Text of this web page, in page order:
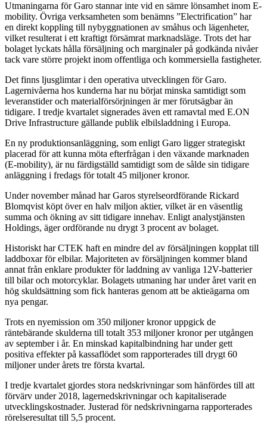
Utmaningarna för Garo stannar inte vid en sämre lönsamhet inom E-
mobility. Övriga verksamheten som benämns ”Electrification” har
en direkt koppling till nybyggnationen av småhus och lägenheter,
vilket resulterat i ett kraftigt försämrat marknadsläge. Trots det har
bolaget lyckats hålla försäljning och marginaler på godkända nivåer
tack vare större projekt inom offentliga och kommersiella fastigheter.
Det finns ljusglimtar i den operativa utvecklingen för Garo.
Lagernivåerna hos kunderna har nu börjat minska samtidigt som
leveranstider och materialförsörjningen är mer förutsägbar än
tidigare. I tredje kvartalet signerades även ett ramavtal med E.ON
Drive Infrastructure gällande publik elbilsladdning i Europa.
En ny produktionsanläggning, som enligt Garo ligger strategiskt
placerad för att kunna möta efterfrågan i den växande marknaden
(E-mobility), är nu färdigställd samtidigt som de sålde sin tidigare
anläggning i fredags för totalt 45 miljoner kronor.
Under november månad har Garos styrelseordförande Rickard
Blomqvist köpt över en halv miljon aktier, vilket är en väsentlig
summa och ökning av sitt tidigare innehav. Enligt analystjänsten
Holdings, äger ordförande nu drygt 3 procent av bolaget.
Historiskt har CTEK haft en mindre del av försäljningen kopplat till
laddboxar för elbilar. Majoriteten av försäljningen kommer bland
annat från enklare produkter för laddning av vanliga 12V-batterier
till bilar och motorcyklar. Bolagets utmaning har under året varit en
hög skuldsättning som fick hanteras genom att be aktieägarna om
nya pengar.
Trots en nyemission om 350 miljoner kronor uppgick de
räntebärande skulderna till totalt 353 miljoner kronor per utgången
av september i år. En minskad kapitalbindning har under gett
positiva effekter på kassaflödet som rapporterades till drygt 60
miljoner under årets tre första kvartal.
I tredje kvartalet gjordes stora nedskrivningar som hänfördes till att
förvärv under 2018, lagernedskrivningar och kapitaliserade
utvecklingskostnader. Justerad för nedskrivningarna rapporterades
rörelseresultat till 5,5 procent.